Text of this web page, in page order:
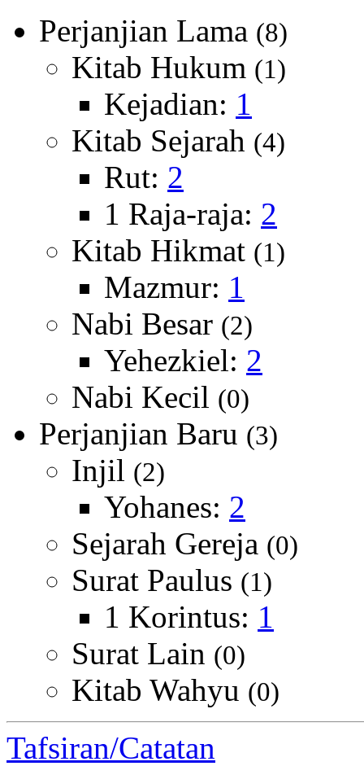
Perjanjian Lama (8)
Kitab Hukum (1)
Kejadian: 1
Kitab Sejarah (4)
Rut: 2
1 Raja-raja: 2
Kitab Hikmat (1)
Mazmur: 1
Nabi Besar (2)
Yehezkiel: 2
Nabi Kecil (0)
Perjanjian Baru (3)
Injil (2)
Yohanes: 2
Sejarah Gereja (0)
Surat Paulus (1)
1 Korintus: 1
Surat Lain (0)
Kitab Wahyu (0)
Tafsiran/Catatan